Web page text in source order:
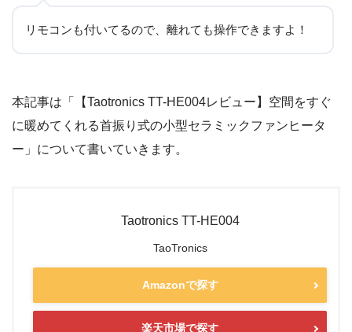
リモコンも付いてるので、離れても操作できますよ！
本記事は「【Taotronics TT-HE004レビュー】空間をすぐ
に暖めてくれる首振り式の小型セラミックファンヒータ
ー」について書いていきます。
Taotronics TT-HE004
TaoTronics
Amazonで探す
楽天市場で探す